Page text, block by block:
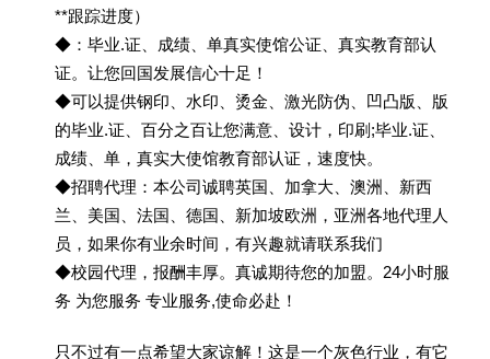
**跟踪进度）
◆：毕业.证、成绩、单真实使馆公证、真实教育部认
证。让您回国发展信心十足！
◆可以提供钢印、水印、烫金、激光防伪、凹凸版、版
的毕业.证、百分之百让您满意、设计，印刷;毕业.证、
成绩、单，真实大使馆教育部认证，速度快。
◆招聘代理：本公司诚聘英国、加拿大、澳洲、新西
兰、美国、法国、德国、新加坡欧洲，亚洲各地代理人
员，如果你有业余时间，有兴趣就请联系我们
◆校园代理，报酬丰厚。真诚期待您的加盟。24小时服
务 为您服务 专业服务,使命必赴！
只不过有一点希望大家谅解！这是一个灰色行业，有它